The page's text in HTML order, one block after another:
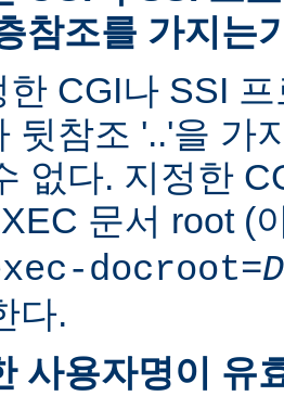
참조를 가지는
한 CGI나 SSI
뒷참조 '..'을 가
없다. 지정한
문서 root (
docroot=
다.
사용자명이 유